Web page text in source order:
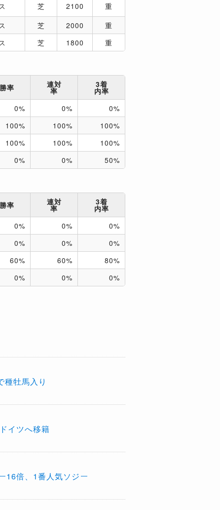
芝 2100
重
芝 2000
重
芝 1800 重
勝率 連対
率
3着
内率
0% 0%
0%
100% 100%
100%
100% 100%
100%
0% 0% 50%
勝率 連対
率
3着
内率
0% 0%
0%
0% 0%
0%
60% 60%
80%
0% 0% 0%
牡馬入り
イツへ移籍
16倍、1番人気ソジー